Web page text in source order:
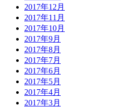
2017年12月
2017年11月
2017年10月
2017年9月
2017年8月
2017年7月
2017年6月
2017年5月
2017年4月
2017年3月